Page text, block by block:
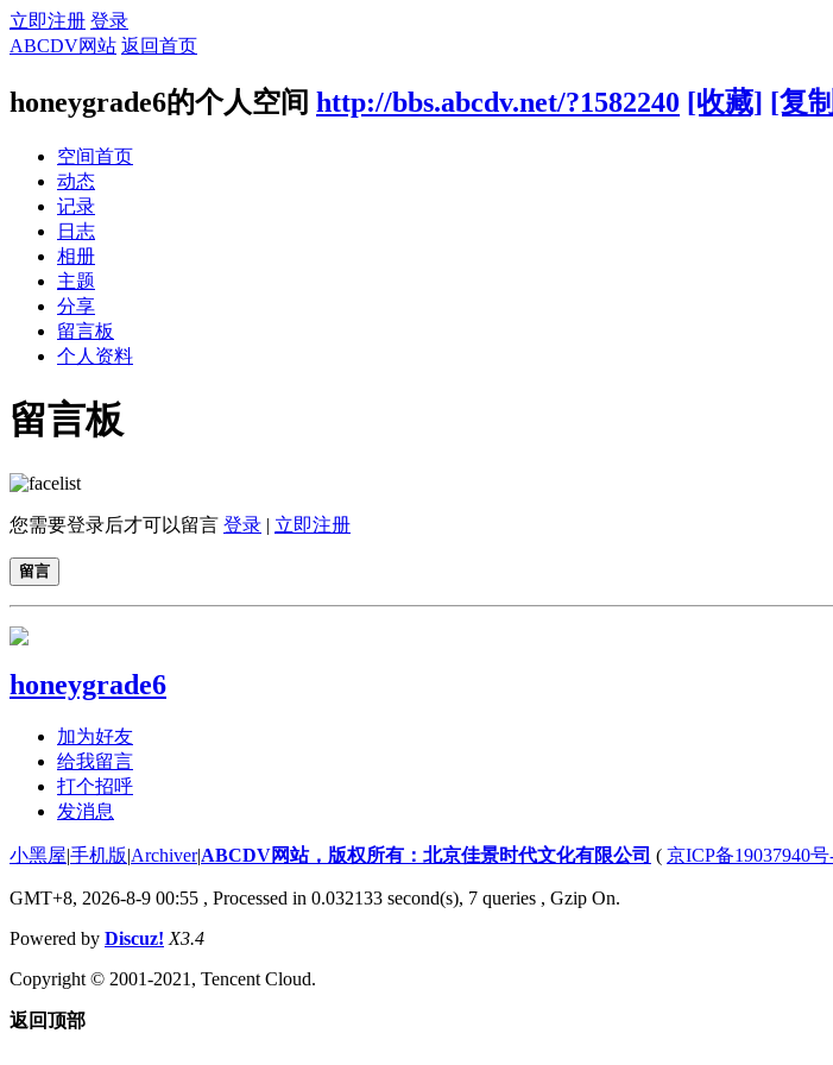
立即注册 登录
ABCDV网站 返回首页
honeygrade6的个人空间 http://bbs.abcdv.net/?1582240 [收藏] [复
空间首页
动态
记录
日志
相册
主题
分享
留言板
个人资料
留言板
您需要登录后才可以留言 登录 | 立即注册
留言
honeygrade6
加为好友
给我留言
打个招呼
发消息
小黑屋|手机版|Archiver|ABCDV网站，版权所有：北京佳景时代文化有限公司 ( 京ICP备19037940
GMT+8, 2026-8-9 00:55 , Processed in 0.032133 second(s), 7 queries , Gzip On.
Powered by Discuz! X3.4
Copyright © 2001-2021, Tencent Cloud.
返回顶部